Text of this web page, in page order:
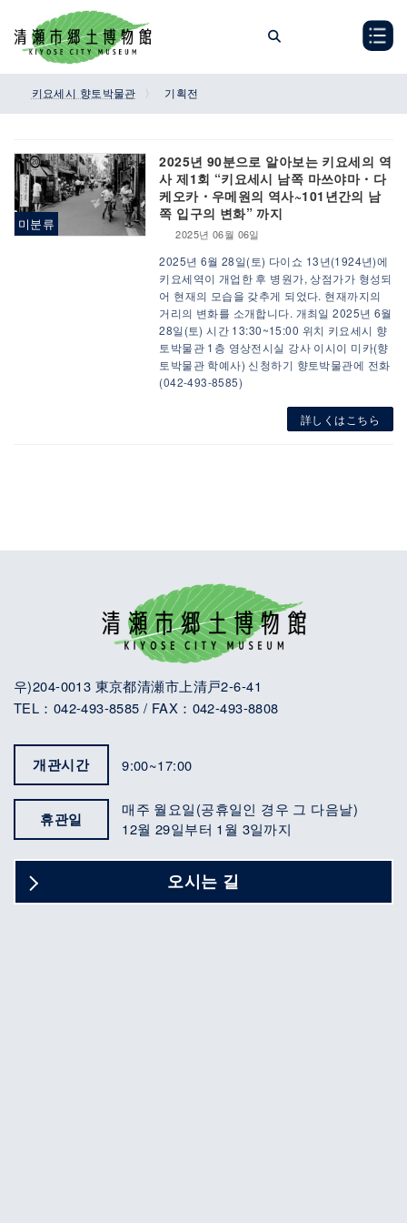
the
content
the
Navigation
키요세시 향토박물관 기획전
미분류
2025년 90분으로 알아보는 키요세의 역
사 제1회 “키요세시 남쪽 마쓰야마・다
케오카・우메원의 역사~101년간의 남
쪽 입구의 변화” 까지
2025년 06월 06일
2025년 6월 28일(토) 다이쇼 13년(1924년)에
키요세역이 개업한 후 병원가, 상점가가 형성되
어 현재의 모습을 갖추게 되었다. 현재까지의
거리의 변화를 소개합니다. 개최일 2025년 6월
28일(토) 시간 13:30~15:00 위치 키요세시 향
토박물관 1층 영상전시실 강사 이시이 미카(향
토박물관 학예사) 신청하기 향토박물관에 전화
(042-493-8585)
詳しくはこちら
우)204-0013 東京都清瀬市上清戸2-6-41
TEL：042-493-8585 / FAX：042-493-8808
개관시간 9:00~17:00
휴관일
매주 월요일(공휴일인 경우 그 다음날)
12월 29일부터 1월 3일까지
오시는 길